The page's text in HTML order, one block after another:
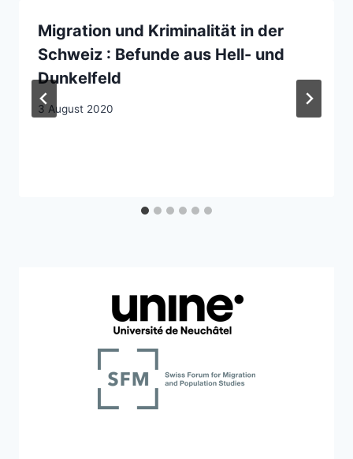
Migration und Kriminalität in der
Schweiz : Befunde aus Hell- und
Dunkelfeld
3 August 2020